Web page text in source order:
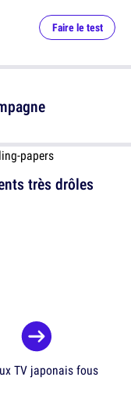
très drôles
Faire le test
TV japonais fous